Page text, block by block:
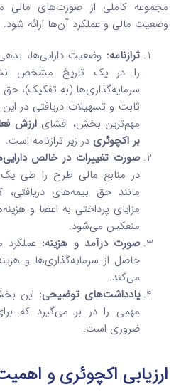
مجموعه کاملی از صورت‌های مالی
وضعیت مالی و عملکرد آن‌ها ارائه شود.
ترازنامه: وضعیت دارایی‌ها،
را در یک تاریخ مشخص
سرمایه‌گذاری‌ها (به تفکیک)، حق
ثابت و تسهیلات دریافتی در
مهم‌ترین بخش، افشایارزش
بر اکچوئری در زیر ترازنامه است.
صورت تغییرات در خالص
در منابع مالی طرح را طی
مانند حق بیمه‌های
مزایای پرداختی به اعضا و
منعکس می‌شود.
صورت درآمد و هزینه: عملکرد
حاصل از سرمایه‌گذاری‌ها و
می‌کند.
یادداشت‌های توضیحی: این
مهمی را در بر می‌گیرد که
ضروری است.
ارزیابی اکچوئری و